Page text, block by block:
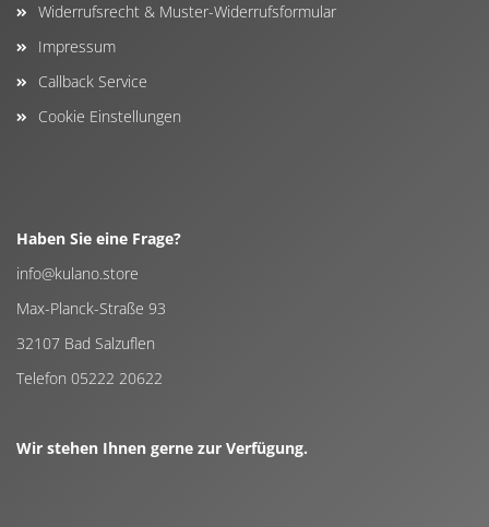
Widerrufsrecht & Muster-Widerrufsformular
Impressum
Callback Service
Cookie Einstellungen
Haben Sie eine Frage?
info@kulano.store
Max-Planck-Straße 93
32107 Bad Salzuflen
Telefon 05222 20622
Wir stehen Ihnen gerne zur Verfügung.